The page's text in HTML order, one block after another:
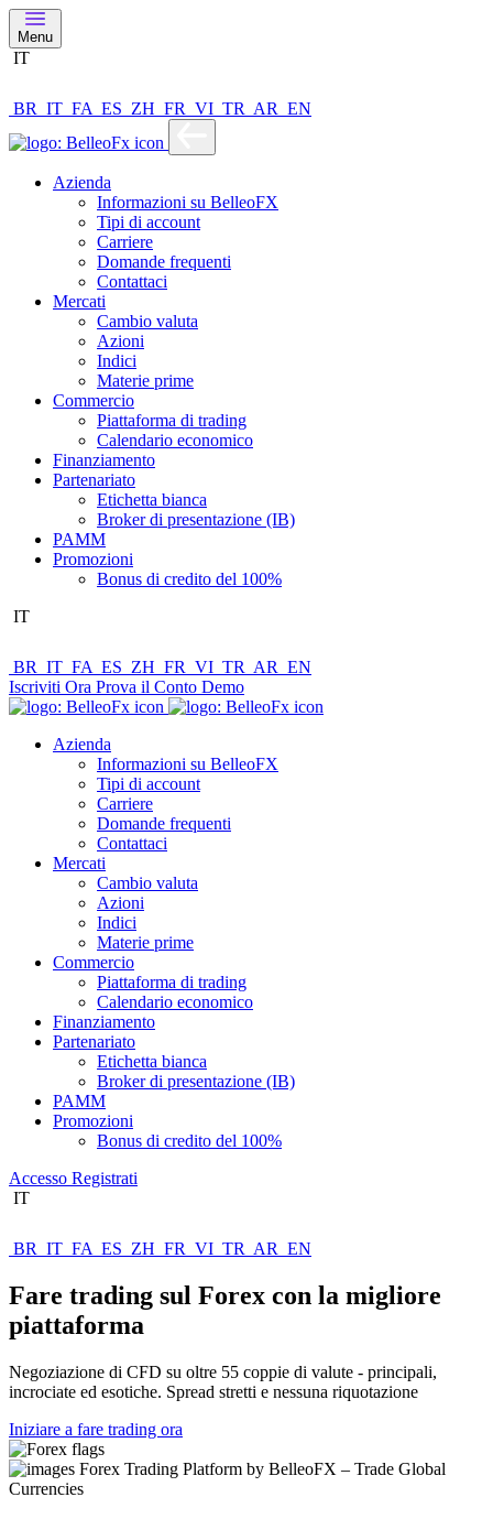
Menu
IT
BR IT FA ES ZH FR VI TR AR EN
Azienda
Informazioni su BelleoFX
Tipi di account
Carriere
Domande frequenti
Contattaci
Mercati
Cambio valuta
Azioni
Indici
Materie prime
Commercio
Piattaforma di trading
Calendario economico
Finanziamento
Partenariato
Etichetta bianca
Broker di presentazione (IB)
PAMM
Promozioni
Bonus di credito del 100%
IT
BR IT FA ES ZH FR VI TR AR EN
Iscriviti Ora Prova il Conto Demo
Azienda
Informazioni su BelleoFX
Tipi di account
Carriere
Domande frequenti
Contattaci
Mercati
Cambio valuta
Azioni
Indici
Materie prime
Commercio
Piattaforma di trading
Calendario economico
Finanziamento
Partenariato
Etichetta bianca
Broker di presentazione (IB)
PAMM
Promozioni
Bonus di credito del 100%
Accesso Registrati
IT
BR IT FA ES ZH FR VI TR AR EN
Fare trading sul Forex con la migliore
piattaforma
Negoziazione di CFD su oltre 55 coppie di valute - principali,
incrociate ed esotiche. Spread stretti e nessuna riquotazione
Iniziare a fare trading ora